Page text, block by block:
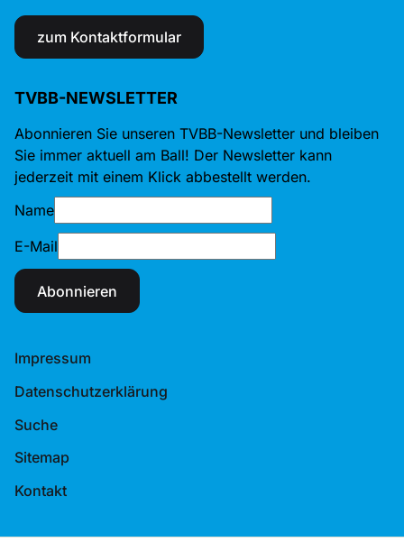
zum Kontaktformular
TVBB-NEWSLETTER
Abonnieren Sie unseren TVBB-Newsletter und bleiben
Sie immer aktuell am Ball! Der Newsletter kann
jederzeit mit einem Klick abbestellt werden.
Name
E-Mail
Abonnieren
Impressum
Datenschutzerklärung
Suche
Sitemap
Kontakt